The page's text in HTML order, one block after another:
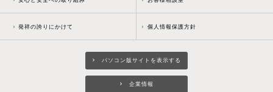
発祥の誇りにかけて 個人情報保護方針
パソコン版サイトを表示する
企業情報